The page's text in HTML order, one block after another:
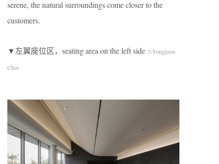
serene, the natural surroundings come closer to the
customers.
▼左翼座位区，seating area on the left side ©Yongjoon
Choi